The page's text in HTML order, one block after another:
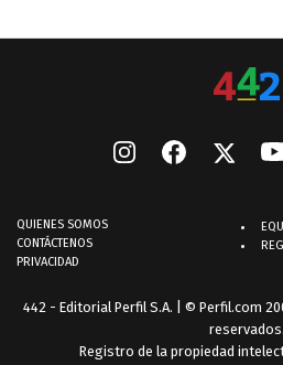
QUIENES SOMOS
CONTÁCTENOS
PRIVACIDAD
442 - Editorial Perfil S.A. | © Perfil.com
reservados.
Registro de la propiedad